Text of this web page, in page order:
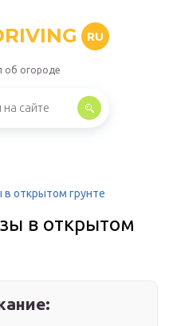
RU
об огороде
открытом грунте
в открытом